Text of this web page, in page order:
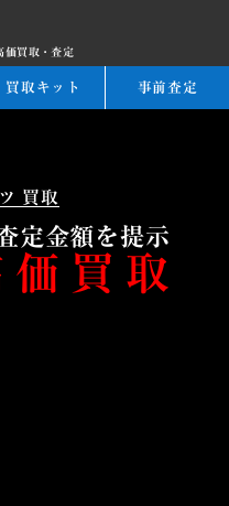
価買取・査定
買取キット 事前査定
買取
定金額を提示
買取